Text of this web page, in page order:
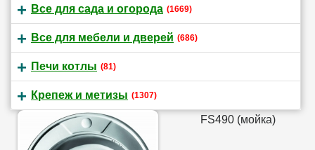
Все для сада и огорода (1669)
Все для мебели и дверей (686)
Печи котлы (81)
Крепеж и метизы (1307)
FS490 (мойка)